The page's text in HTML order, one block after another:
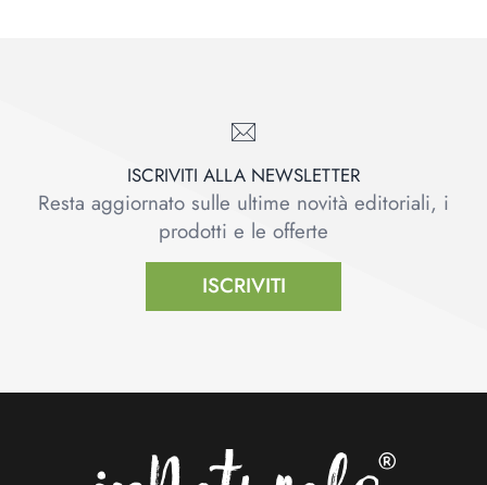
ISCRIVITI ALLA NEWSLETTER
Resta aggiornato sulle ultime novità editoriali, i
prodotti e le offerte
ISCRIVITI